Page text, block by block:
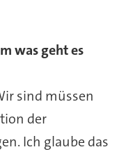
was geht es
sind müssen
der
Ich glaube das